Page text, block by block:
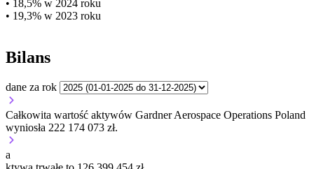
• 18,5% w 2024 roku
• 19,3% w 2023 roku
Bilans
dane za rok
Całkowita wartość aktywów Gardner Aerospace Operations Poland
wyniosła 222 174 073 zł.
a